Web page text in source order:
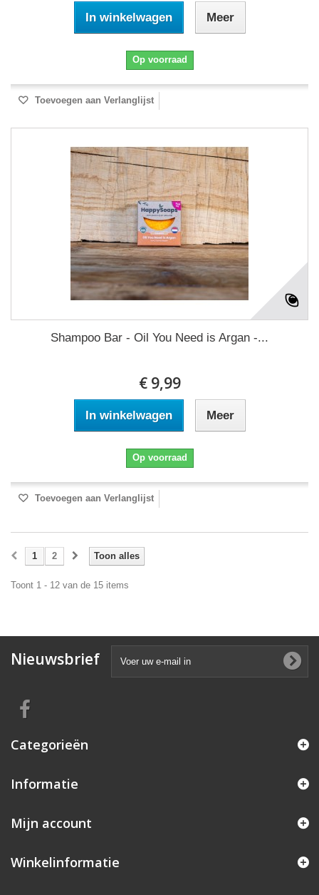
In winkelwagen Meer
Op voorraad
Toevoegen aan Verlanglijst
Shampoo Bar - Oil You Need is Argan -...
€ 9,99
In winkelwagen Meer
Op voorraad
Toevoegen aan Verlanglijst
Toon alles
1 2
Toont 1 - 12 van de 15 items
Nieuwsbrief
Categorieën
Informatie
Mijn account
Winkelinformatie